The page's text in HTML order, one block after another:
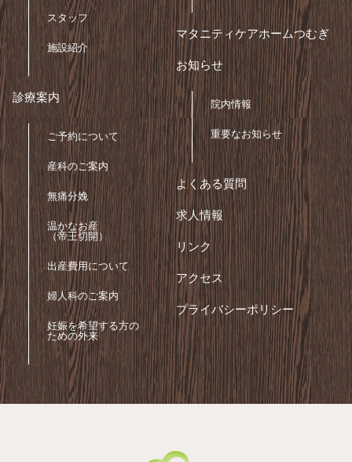
スタッフ
施設紹介
診療案内
ご予約について
産科のご案内
無痛分娩
温かなお産
（帝王切開）
出産費用について
婦人科のご案内
妊娠を希望する方の
ための外来
マタニティケアホームつむぎ
お知らせ
院内情報
重要なお知らせ
よくある質問
求人情報
リンク
アクセス
プライバシーポリシー